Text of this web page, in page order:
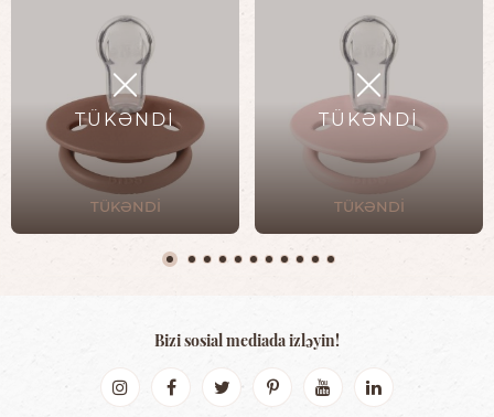
TÜKƏNDİ
TÜKƏNDİ
TÜKƏNDİ
TÜKƏNDİ
Bizi sosial mediada izləyin!